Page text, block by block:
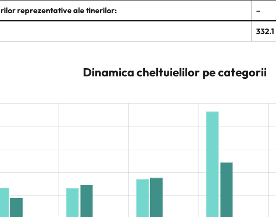
reprezentative ale tinerilor: –
332.1
Dinamica cheltuielilor pe categorii